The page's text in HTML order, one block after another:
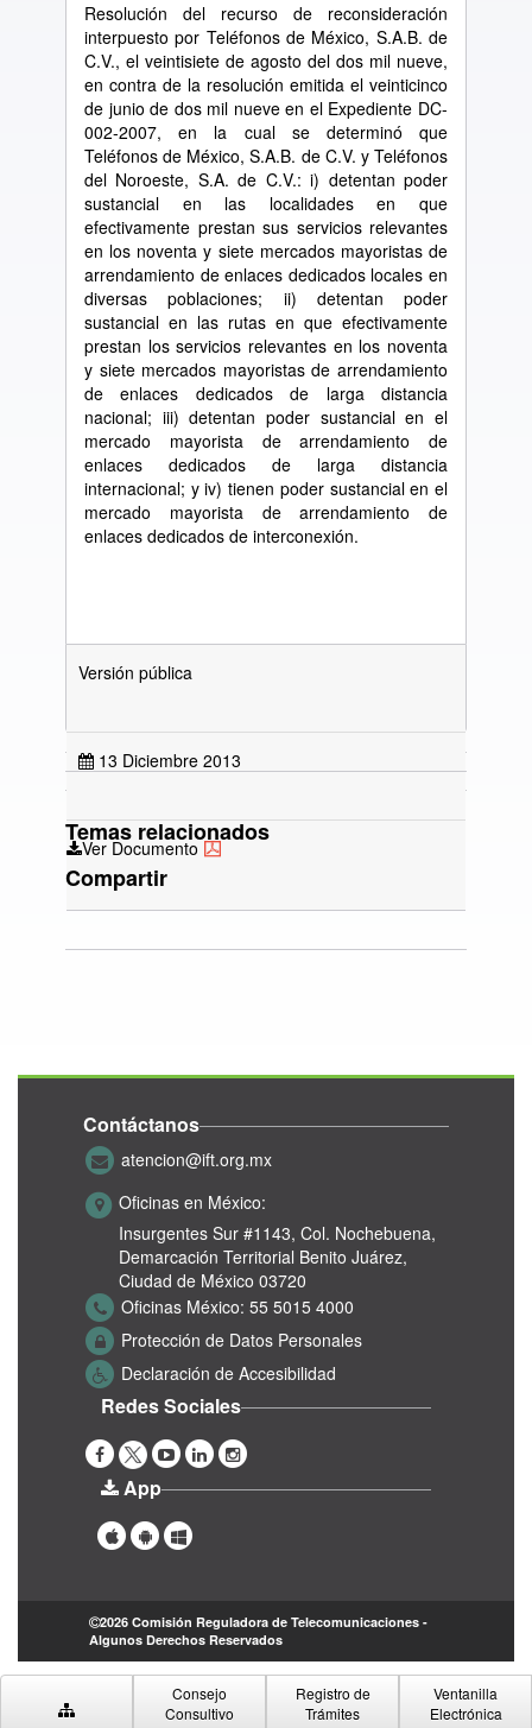
Consejo
Consultivo
Registro de
Trámites
Ventanilla
Electrónica
Resolución del recurso de reconsideración
interpuesto por Teléfonos de México, S.A.B. de
C.V., el veintisiete de agosto del dos mil nueve,
en contra de la resolución emitida el veinticinco
de junio de dos mil nueve en el Expediente DC-
002-2007, en la cual se determinó que
Teléfonos de México, S.A.B. de C.V. y Teléfonos
del Noroeste, S.A. de C.V.: i) detentan poder
sustancial en las localidades en que
efectivamente prestan sus servicios relevantes
en los noventa y siete mercados mayoristas de
arrendamiento de enlaces dedicados locales en
diversas poblaciones; ii) detentan poder
sustancial en las rutas en que efectivamente
prestan los servicios relevantes en los noventa
y siete mercados mayoristas de arrendamiento
de enlaces dedicados de larga distancia
nacional; iii) detentan poder sustancial en el
mercado mayorista de arrendamiento de
enlaces dedicados de larga distancia
internacional; y iv) tienen poder sustancial en el
mercado mayorista de arrendamiento de
enlaces dedicados de interconexión.
Versión pública
13 Diciembre 2013
Ver Documento
Temas relacionados
Compartir
Contáctanos
atencion@ift.org.mx
Oficinas en México:
Insurgentes Sur #1143, Col. Nochebuena,
Demarcación Territorial Benito Juárez,
Ciudad de México 03720
Oficinas México: 55 5015 4000
Protección de Datos Personales
Declaración de Accesibilidad
Redes Sociales
App
2026 Comisión Reguladora de Telecomunicaciones -
Algunos Derechos Reservados